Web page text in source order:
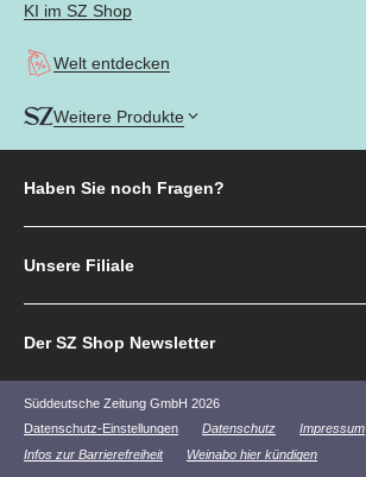
KI im SZ Shop
Welt entdecken
Weitere Produkte
Haben Sie noch Fragen?
Unsere Filiale
Der SZ Shop Newsletter
Süddeutsche Zeitung GmbH 2026
Datenschutz-Einstellungen
Datenschutz Impressum
Infos zur Barrierefreiheit
Weinabo hier kündigen